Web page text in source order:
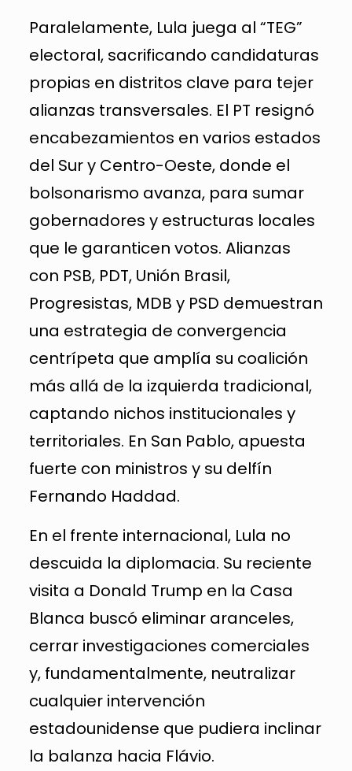
Paralelamente, Lula juega al “TEG”
electoral, sacrificando candidaturas
propias en distritos clave para tejer
alianzas transversales. El PT resignó
encabezamientos en varios estados
del Sur y Centro-Oeste, donde el
bolsonarismo avanza, para sumar
gobernadores y estructuras locales
que le garanticen votos. Alianzas
con PSB, PDT, Unión Brasil,
Progresistas, MDB y PSD demuestran
una estrategia de convergencia
centrípeta que amplía su coalición
más allá de la izquierda tradicional,
captando nichos institucionales y
territoriales. En San Pablo, apuesta
fuerte con ministros y su delfín
Fernando Haddad.
En el frente internacional, Lula no
descuida la diplomacia. Su reciente
visita a Donald Trump en la Casa
Blanca buscó eliminar aranceles,
cerrar investigaciones comerciales
y, fundamentalmente, neutralizar
cualquier intervención
estadounidense que pudiera inclinar
la balanza hacia Flávio.